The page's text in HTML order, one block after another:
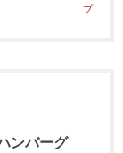
プ
ンバーグ